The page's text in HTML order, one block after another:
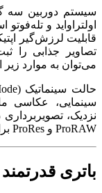
اولتراواید و
قابلیت لرزش‌گیر
تصاویر جذابی را
می‌توان به موارد زیر
ProRAW و ProRes برای ویرایش حرفه‌ای عکس و ویدیو.
باتری